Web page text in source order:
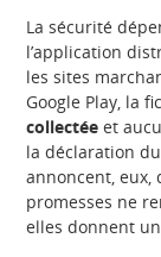
La sécurité
l’application
les sites
Google Play, la
collectée et
la déclaration
annoncent, eux,
promesses ne
elles donnent